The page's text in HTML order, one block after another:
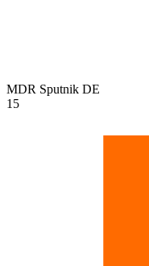
MDR Sputnik DE
15